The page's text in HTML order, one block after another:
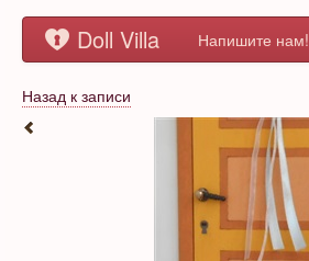
Doll Villa Напишите нам!
Назад к записи